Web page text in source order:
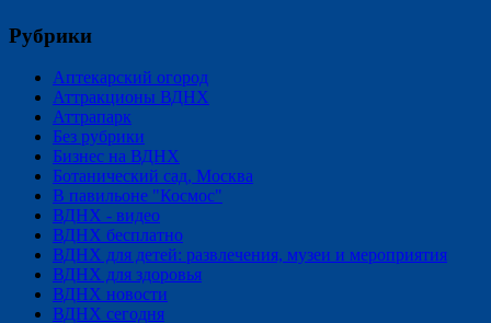
Рубрики
Аптекарский огород
Аттракционы ВДНХ
Аттрапарк
Без рубрики
Бизнес на ВДНХ
Ботанический сад, Москва
В павильоне "Космос"
ВДНХ - видео
ВДНХ бесплатно
ВДНХ для детей: развлечения, музеи и мероприятия
ВДНХ для здоровья
ВДНХ новости
ВДНХ сегодня